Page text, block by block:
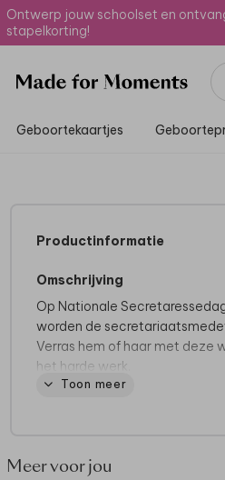
Ontwerp jouw schoolset en
stapelkorting!
Geboortekaartjes
Productinformatie
Omschrijving
Op Nationale
worden de
Verras hem of haar met deze
het harde werk.
Toon meer
Meer voor jou